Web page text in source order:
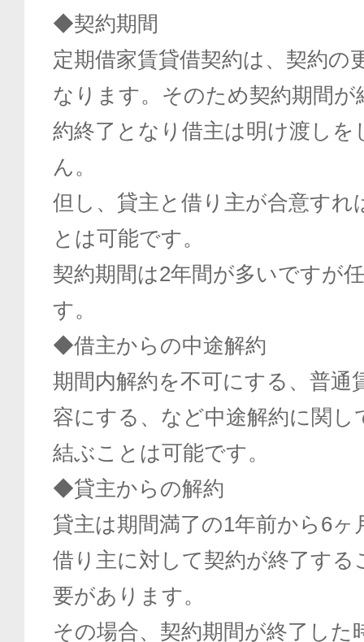
◆契約期間
定期借家賃貸借契約は、契約の
なります。そのため契約期間が
約終了となり借主は明け渡し
ん。
但し、貸主と借り主が合意すれ
とは可能です。
契約期間は2年間が多いですが
す。
◆借主からの中途解約
期間内解約を不可にする、普通
容にする、など中途解約に関し
結ぶことは可能です。
◆貸主からの解約
貸主は期間満了の1年前から6ヶ
借り主に対して契約が終了する
要があります。
その場合、契約期間が終了した